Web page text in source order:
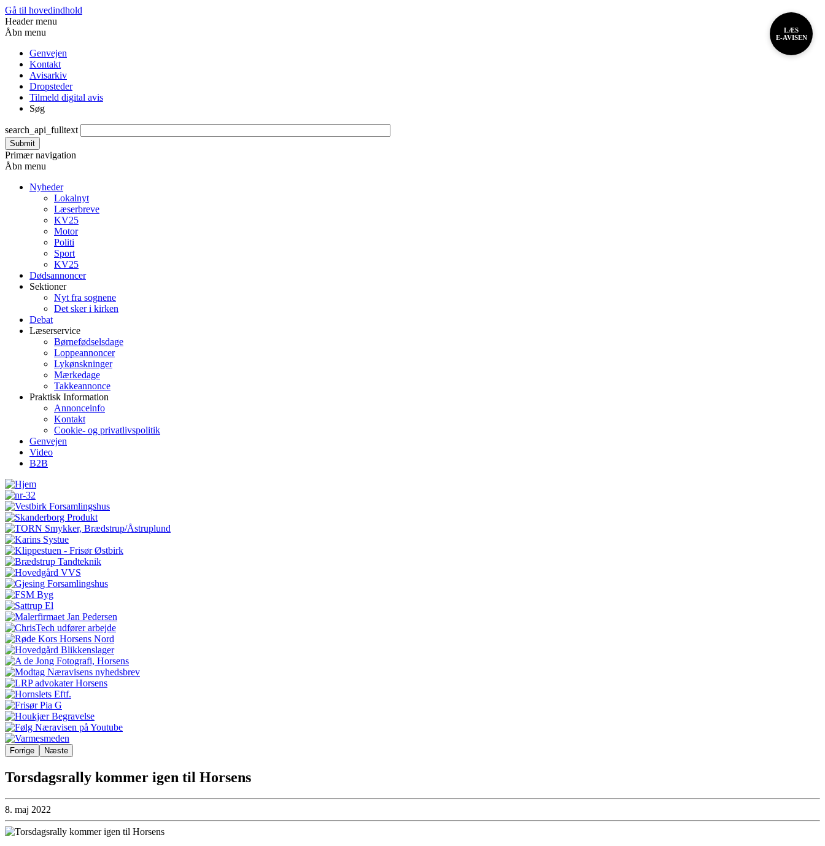
Gå til hovedindhold
Header menu
Åbn menu
Genvejen
Kontakt
Avisarkiv
Dropsteder
Tilmeld digital avis
Søg
search_api_fulltext
Primær navigation
Åbn menu
Nyheder
Lokalnyt
Læserbreve
KV25
Motor
Politi
Sport
KV25
Dødsannoncer
Sektioner
Nyt fra sognene
Det sker i kirken
Debat
Læserservice
Børnefødselsdage
Loppeannoncer
Lykønskninger
Mærkedage
Takkeannonce
Praktisk Information
Annonceinfo
Kontakt
Cookie- og privatlivspolitik
Genvejen
Video
B2B
LÆS
E-AVISEN
Forrige Næste
Torsdagsrally kommer igen til Horsens
8. maj 2022